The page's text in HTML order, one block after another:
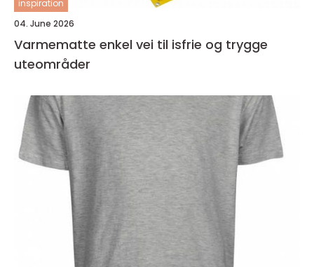
inspiration
04. June 2026
Varmematte enkel vei til isfrie og trygge
uteområder